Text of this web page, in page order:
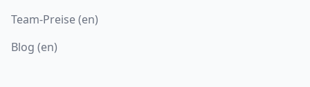
Team-Preise (en)
Blog (en)